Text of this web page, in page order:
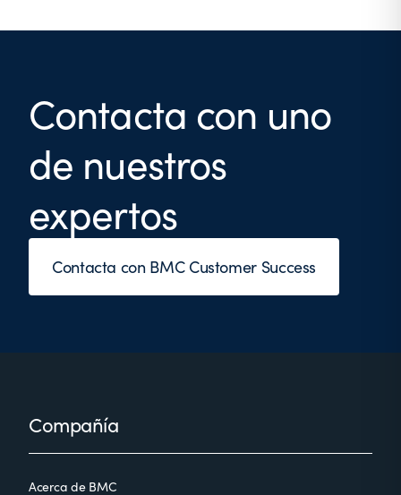
Contacta con uno
de nuestros
expertos
Contacta con BMC Customer Success
FooterCompañía
Acerca de BMC